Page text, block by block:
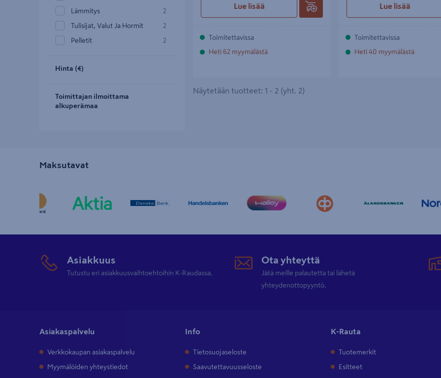
Lämmitys 2
Tulisijat, Valut Ja Hormit 2
Pelletit 2
Hinta (€)
Toimittajan ilmoittama
alkuperämaa
Lue lisää
Toimitettavissa
Heti 62 myymälästä
Lue lisää
Toimitettavissa
Heti 40 myymälästä
Näytetään tuotteet: 1 - 2 (yht. 2)
Maksutavat
Asiakkuus
Tutustu eri asiakkuusvaihtoehtoihin K-Raudassa.
Ota yhteyttä
Jätä meille palautetta tai lähetä
yhteydenottopyyntö.
Asiakaspalvelu
Verkkokaupan asiakaspalvelu
Myymälöiden yhteystiedot
Info
Tietosuojaseloste
Saavutettavuusseloste
K-Rauta
Tuotemerkit
Esitteet